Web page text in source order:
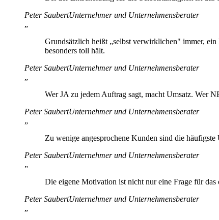
Peter SaubertUnternehmer und Unternehmensberater
„
Grundsätzlich heißt „selbst verwirklichen" immer,
besonders toll hält.
Peter SaubertUnternehmer und Unternehmensberater
„
Wer JA zu jedem Auftrag sagt, macht Umsatz. Wer
Peter SaubertUnternehmer und Unternehmensberater
„
Zu wenige angesprochene Kunden sind die
Peter SaubertUnternehmer und Unternehmensberater
„
Die eigene Motivation ist nicht nur eine Frage für
Peter SaubertUnternehmer und Unternehmensberater
„